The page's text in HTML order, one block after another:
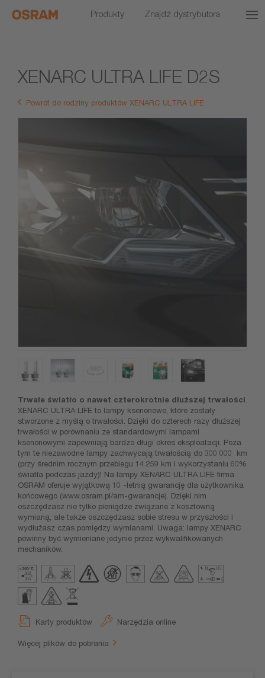
Produkty Znajdź dystrybutora
XENARC ULTRA LIFE D2S
Powrót do rodziny produktów XENARC ULTRA LIFE
Trwałe światło o nawet czterokrotnie dłuższej trwałości
XENARC ULTRA LIFE to lampy ksenonowe, które zostały
stworzone z myślą o trwałości. Dzięki do czterech razy dłuższej
trwałości w porównaniu ze standardowymi lampami
ksenonowymi zapewniają bardzo długi okres eksploatacji. Poza
tym te niezawodne lampy zachwycają trwałością do 300 000 km
(przy średnim rocznym przebiegu 14 259 km i wykorzystaniu 60%
światła podczas jazdy)! Na lampy XENARC ULTRA LIFE firma
OSRAM oferuje wyjątkową 10 -letnią gwarancję dla użytkownika
końcowego (www.osram.pl/am-gwarancje). Dzięki nim
oszczędzasz nie tylko pieniądze związane z kosztowną
wymianą, ale także oszczędzasz sobie stresu w przyszłości i
wydłużasz czas pomiędzy wymianami. Uwaga: lampy XENARC
powinny być wymieniane jedynie przez wykwalifikowanych
mechaników.
Karty produktów Narzędzia online
Więcej plików do pobrania